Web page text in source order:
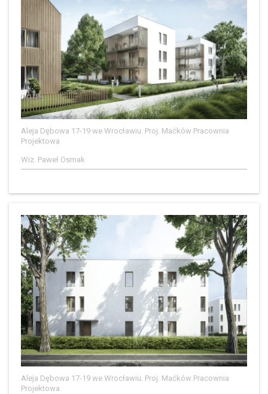
Aleja Dębowa 17-19 we Wrocławiu. Proj. Maćków Pracownia
Projektowa
Wiz. Paweł Osmak
Aleja Dębowa 17-19 we Wrocławiu. Proj. Maćków Pracownia
Projektowa